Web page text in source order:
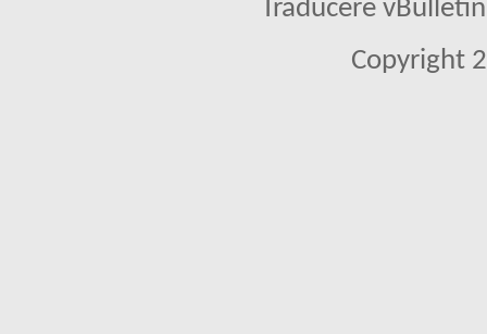
Traducere
Copyright